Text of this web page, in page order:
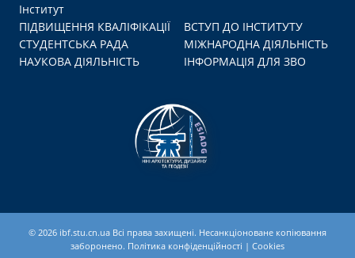
Інститут
ПІДВИЩЕННЯ КВАЛІФІКАЦІЇ
ВСТУП ДО ІНСТИТУТУ
СТУДЕНТСЬКА РАДА
МІЖНАРОДНА ДІЯЛЬНІСТЬ
НАУКОВА ДІЯЛЬНІСТЬ
ІНФОРМАЦІЯ ДЛЯ ЗВО
© 2026 ibf.stu.cn.ua Всі права захищені. Несанкціоноване копіювання
заборонено. Політика конфіденційності | Cookies